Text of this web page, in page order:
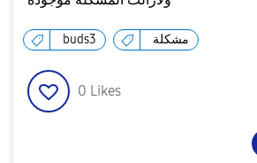
buds3 مشكلة
0 Likes